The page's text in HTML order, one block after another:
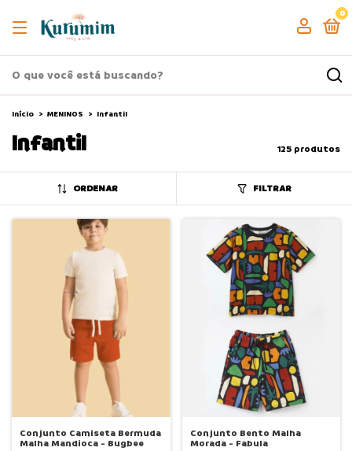
0
Início > MENINOS > Infantil
Infantil 125 produtos
ORDENAR FILTRAR
Conjunto Camiseta Bermuda
Malha Mandioca - Bugbee
Conjunto Bento Malha
Morada - Fabula